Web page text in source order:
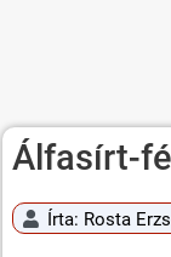
Álfasírt-
Írta: Rosta